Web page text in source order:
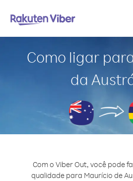
Como ligar
da
Com o Viber Out, você pode
qualidade para Maurício de